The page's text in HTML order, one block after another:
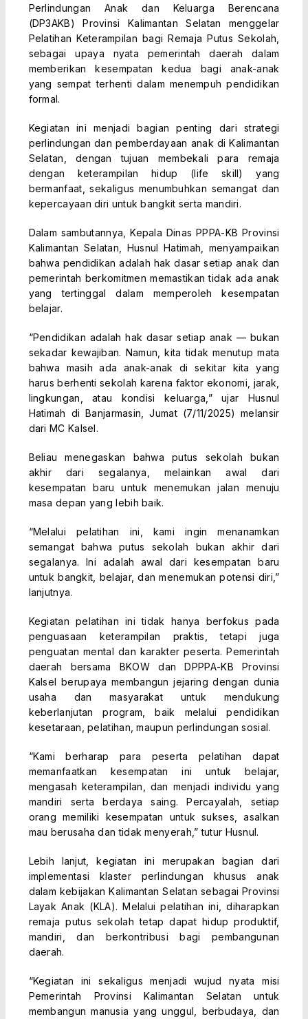
Perlindungan Anak dan Keluarga Berencana
(DP3AKB) Provinsi Kalimantan Selatan menggelar
Pelatihan Keterampilan bagi Remaja Putus Sekolah,
sebagai upaya nyata pemerintah daerah dalam
memberikan kesempatan kedua bagi anak-anak
yang sempat terhenti dalam menempuh pendidikan
formal.
Kegiatan ini menjadi bagian penting dari strategi
perlindungan dan pemberdayaan anak di Kalimantan
Selatan, dengan tujuan membekali para remaja
dengan keterampilan hidup (life skill) yang
bermanfaat, sekaligus menumbuhkan semangat dan
kepercayaan diri untuk bangkit serta mandiri.
Dalam sambutannya, Kepala Dinas PPPA-KB Provinsi
Kalimantan Selatan, Husnul Hatimah, menyampaikan
bahwa pendidikan adalah hak dasar setiap anak dan
pemerintah berkomitmen memastikan tidak ada anak
yang tertinggal dalam memperoleh kesempatan
belajar.
“Pendidikan adalah hak dasar setiap anak — bukan
sekadar kewajiban. Namun, kita tidak menutup mata
bahwa masih ada anak-anak di sekitar kita yang
harus berhenti sekolah karena faktor ekonomi, jarak,
lingkungan, atau kondisi keluarga,” ujar Husnul
Hatimah di Banjarmasin, Jumat (7/11/2025) melansir
dari MC Kalsel.
Beliau menegaskan bahwa putus sekolah bukan
akhir dari segalanya, melainkan awal dari
kesempatan baru untuk menemukan jalan menuju
masa depan yang lebih baik.
“Melalui pelatihan ini, kami ingin menanamkan
semangat bahwa putus sekolah bukan akhir dari
segalanya. Ini adalah awal dari kesempatan baru
untuk bangkit, belajar, dan menemukan potensi diri,”
lanjutnya.
Kegiatan pelatihan ini tidak hanya berfokus pada
penguasaan keterampilan praktis, tetapi juga
penguatan mental dan karakter peserta. Pemerintah
daerah bersama BKOW dan DPPPA-KB Provinsi
Kalsel berupaya membangun jejaring dengan dunia
usaha dan masyarakat untuk mendukung
keberlanjutan program, baik melalui pendidikan
kesetaraan, pelatihan, maupun perlindungan sosial.
“Kami berharap para peserta pelatihan dapat
memanfaatkan kesempatan ini untuk belajar,
mengasah keterampilan, dan menjadi individu yang
mandiri serta berdaya saing. Percayalah, setiap
orang memiliki kesempatan untuk sukses, asalkan
mau berusaha dan tidak menyerah,” tutur Husnul.
Lebih lanjut, kegiatan ini merupakan bagian dari
implementasi klaster perlindungan khusus anak
dalam kebijakan Kalimantan Selatan sebagai Provinsi
Layak Anak (KLA). Melalui pelatihan ini, diharapkan
remaja putus sekolah tetap dapat hidup produktif,
mandiri, dan berkontribusi bagi pembangunan
daerah.
“Kegiatan ini sekaligus menjadi wujud nyata misi
Pemerintah Provinsi Kalimantan Selatan untuk
membangun manusia yang unggul, berbudaya, dan